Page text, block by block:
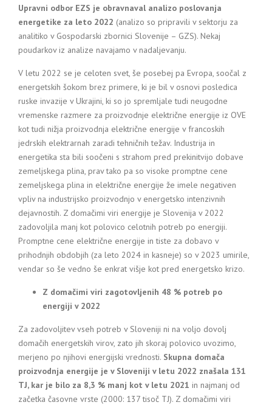
Upravni odbor EZS je obravnaval analizo poslovanja
energetike za leto 2022 (analizo so pripravili v sektorju za
analitiko v Gospodarski zbornici Slovenije – GZS). Nekaj
poudarkov iz analize navajamo v nadaljevanju.
V letu 2022 se je celoten svet, še posebej pa Evropa, soočal z
energetskih šokom brez primere, ki je bil v osnovi posledica
ruske invazije v Ukrajini, ki so jo spremljale tudi neugodne
vremenske razmere za proizvodnje električne energije iz OVE
kot tudi nižja proizvodnja električne energije v francoskih
jedrskih elektrarnah zaradi tehničnih težav. Industrija in
energetika sta bili soočeni s strahom pred prekinitvijo dobave
zemeljskega plina, prav tako pa so visoke promptne cene
zemeljskega plina in električne energije že imele negativen
vpliv na industrijsko proizvodnjo v energetsko intenzivnih
dejavnostih. Z domačimi viri energije je Slovenija v 2022
zadovoljila manj kot polovico celotnih potreb po energiji.
Promptne cene električne energije in tiste za dobavo v
prihodnjih obdobjih (za leto 2024 in kasneje) so v 2023 umirile,
vendar so še vedno še enkrat višje kot pred energetsko krizo.
Z domačimi viri zagotovljenih 48 % potreb po
energiji v 2022
Za zadovoljitev vseh potreb v Sloveniji ni na voljo dovolj
domačih energetskih virov, zato jih skoraj polovico uvozimo,
merjeno po njihovi energijski vrednosti. Skupna domača
proizvodnja energije je v Sloveniji v letu 2022 znašala 131
TJ, kar je bilo za 8,3 % manj kot v letu 2021 in najmanj od
začetka časovne vrste (2000: 137 tisoč TJ). Z domačimi viri